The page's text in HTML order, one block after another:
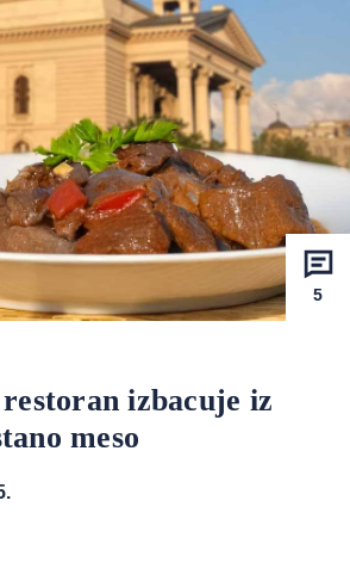
5
izbacuje iz
meso